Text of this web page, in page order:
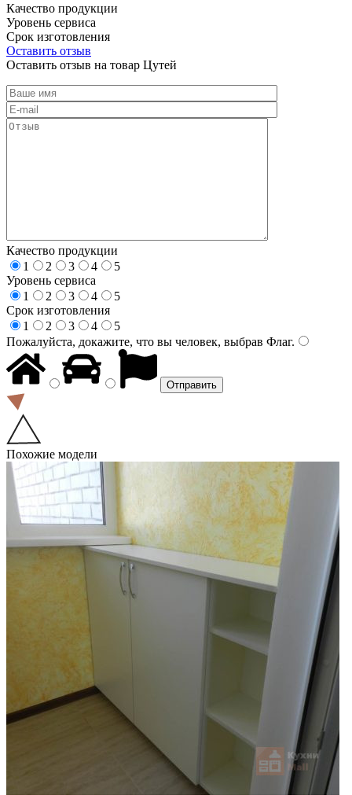
Качество продукции
Уровень сервиса
Срок изготовления
Оставить отзыв
Оставить отзыв на товар Цутей
Качество продукции
1
2 3 4
5
Уровень сервиса
1
2 3 4
5
Срок изготовления
1
2 3 4
5
Пожалуйста, докажите, что вы человек, выбрав Флаг.
Похожие модели